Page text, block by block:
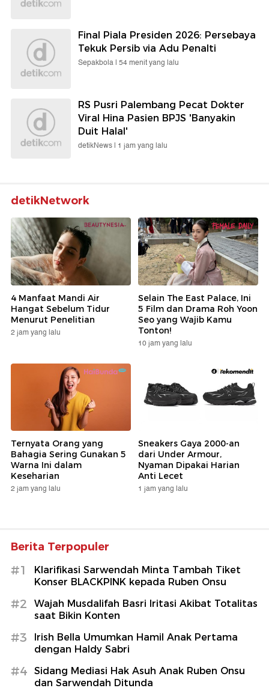
Final Piala Presiden 2026: Persebaya
Tekuk Persib via Adu Penalti
Sepakbola | 54 menit yang lalu
RS Pusri Palembang Pecat Dokter
Viral Hina Pasien BPJS 'Banyakin
Duit Halal'
detikNews | 1 jam yang lalu
detikNetwork
4 Manfaat Mandi Air
Hangat Sebelum Tidur
Menurut Penelitian
2 jam yang lalu
Selain The East Palace, Ini
5 Film dan Drama Roh Yoon
Seo yang Wajib Kamu
Tonton!
10 jam yang lalu
Ternyata Orang yang
Bahagia Sering Gunakan 5
Warna Ini dalam
Keseharian
2 jam yang lalu
Sneakers Gaya 2000-an
dari Under Armour,
Nyaman Dipakai Harian
Anti Lecet
1 jam yang lalu
Berita Terpopuler
#1
Klarifikasi Sarwendah Minta Tambah Tiket
Konser BLACKPINK kepada Ruben Onsu
#2
Wajah Musdalifah Basri Iritasi Akibat Totalitas
saat Bikin Konten
#3
Irish Bella Umumkan Hamil Anak Pertama
dengan Haldy Sabri
#4
Sidang Mediasi Hak Asuh Anak Ruben Onsu
dan Sarwendah Ditunda